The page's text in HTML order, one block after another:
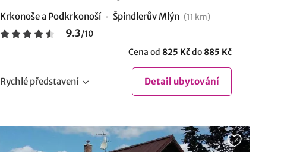
Krkonoše a Podkrkonoší Špindlerův Mlýn (11 km)
9.3/10
Cena od 825 Kčdo 885 Kč
Rychlé představení Detail ubytování